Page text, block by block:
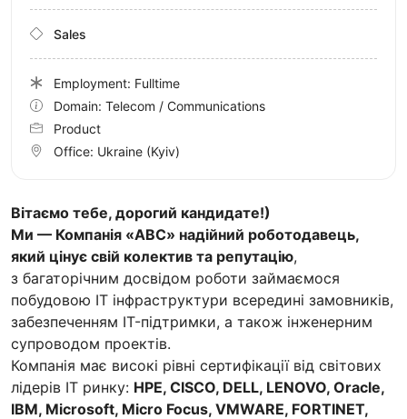
Вітаємо тебе, дорогий кандидате!)
Ми — Компанія «ABC» надійний роботодавець,
який цінує свій колектив та репутацію,
з багаторічним досвідом роботи займаємося
побудовою IT інфраструктури всередині замовників,
забезпеченням IT-підтримки, а також інженерним
супроводом проектів.
Компанія має високі рівні сертифікації від світових
лідерів IT ринку: HPE, CISCO, DELL, LENOVO, Oracle,
IBM, Microsoft, Micro Focus, VMWARE, FORTINET,
Sales
Employment: Fulltime
Domain: Telecom / Communications
Product
Office: Ukraine (Kyiv)